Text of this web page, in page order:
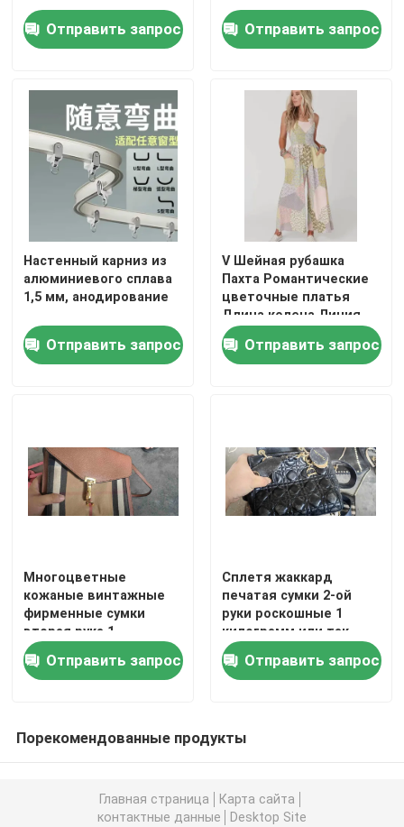
Видео
Путешествие фабрики
Проверка качества
Свяжитесь мы
Спросите цитату
Подержанная модная одежда
Подержанные ботинки людей
2-ые сумки руки
Подержанные роскошные сумки
Мужские рубашки новой модели
форме S
Отправить запрос
занавесная лестница
Отправить запрос
Настенный карниз из
алюминиевого сплава
1,5 мм, анодирование
Отправить запрос
V Шейная рубашка
Пахта Романтические
цветочные платья
Длина колена Линия
Отправить запрос
Многоцветные
кожаные винтажные
фирменные сумки
вторая рука 1
килограмм
Отправить запрос
Сплетя жаккард
печатая сумки 2-ой
руки роскошные 1
килограмм или так
Отправить запрос
Порекомендованные продукты
Главная страница
Карта сайта
контактные данные
Desktop Site